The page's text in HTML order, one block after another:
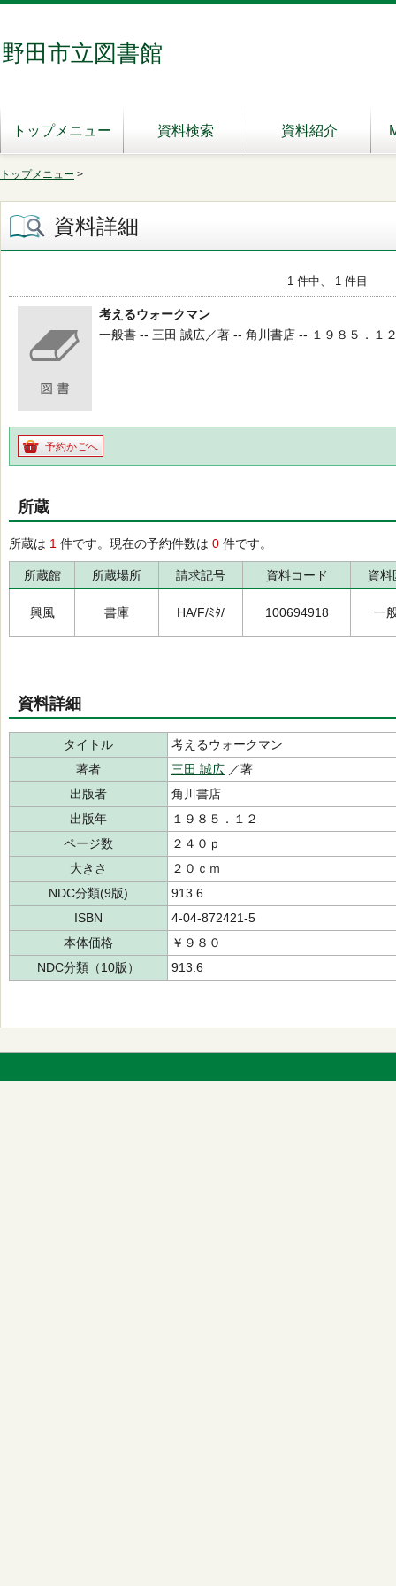
野田市立図書館
トップメニュー 資料検索 資料紹介
トップメニュー >
資料詳細
1 件中、 1 件目
考えるウォークマン
一般書 -- 三田 誠広／著 -- 角川書店 -- １９８５．１
予約かごへ
所蔵
所蔵は 1 件です。現在の予約件数は 0 件です。
所蔵館 所蔵場所 請求記号 資料コード 資料
興風 書庫 HA/F/ﾐﾀ/ 100694918 一
資料詳細
タイトル
考えるウォークマン
著者
三田 誠広 ／著
出版者
角川書店
出版年
１９８５．１２
ページ数
２４０ｐ
大きさ
２０ｃｍ
NDC分類(9版)
913.6
ISBN
4-04-872421-5
本体価格
￥９８０
NDC分類（10版）
913.6